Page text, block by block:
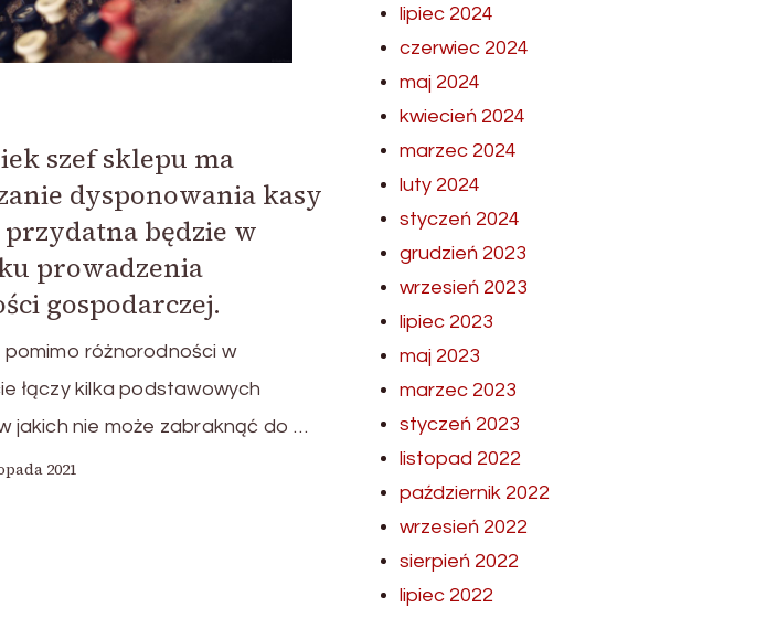
szef sklepu ma
dysponowania kasy
będzie w
prowadzenia
gospodarczej.
pomimo różnorodności w
łączy kilka podstawowych
jakich nie może zabraknąć do …
2021
lipiec 2024
czerwiec 2024
maj 2024
kwiecień 2024
marzec 2024
luty 2024
styczeń 2024
grudzień 2023
wrzesień 2023
lipiec 2023
maj 2023
marzec 2023
styczeń 2023
listopad 2022
październik 2022
wrzesień 2022
sierpień 2022
lipiec 2022